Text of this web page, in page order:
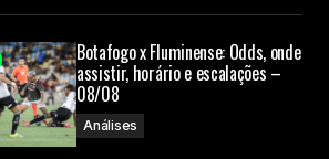
Botafogo x Fluminense: Odds, onde
assistir, horário e escalações –
08/08
Análises